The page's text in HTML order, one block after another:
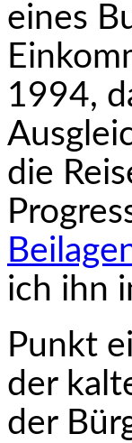
eines
1994,
die
ich ihn
Punkt
der
der